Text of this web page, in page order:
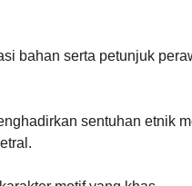
bahan serta petunjuk
sentuhan etnik